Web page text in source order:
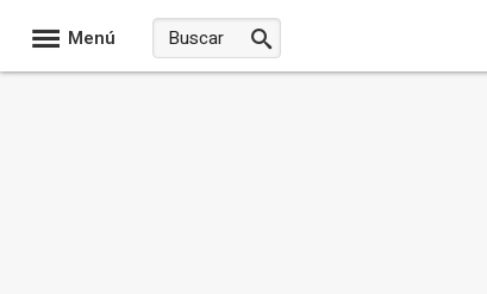
Menú